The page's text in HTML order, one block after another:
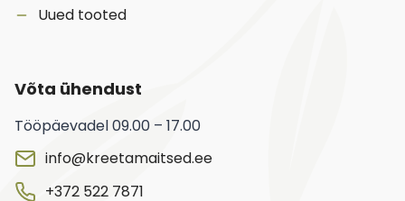
Uued tooted
Võta ühendust
Tööpäevadel 09.00 – 17.00
info@kreetamaitsed.ee
+372 522 7871